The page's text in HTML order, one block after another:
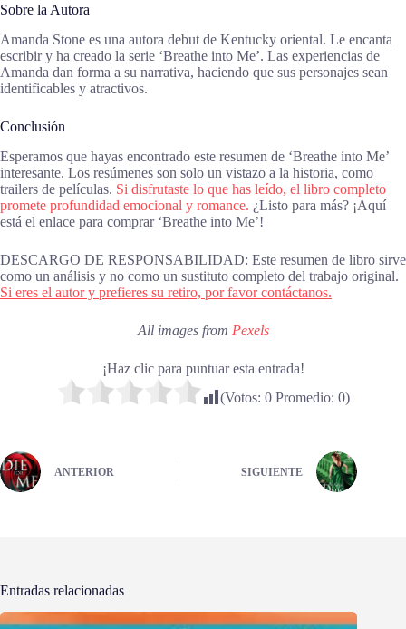
Sobre la Autora
Amanda Stone es una autora debut de Kentucky oriental. Le encanta
escribir y ha creado la serie ‘Breathe into Me’. Las experiencias de
Amanda dan forma a su narrativa, haciendo que sus personajes sean
identificables y atractivos.
Conclusión
Esperamos que hayas encontrado este resumen de ‘Breathe into Me’
interesante. Los resúmenes son solo un vistazo a la historia, como
trailers de películas. Si disfrutaste lo que has leído, el libro completo
promete profundidad emocional y romance. ¿Listo para más? ¡Aquí
está el enlace para comprar ‘Breathe into Me’!
DESCARGO DE RESPONSABILIDAD: Este resumen de libro sirve
como un análisis y no como un sustituto completo del trabajo original.
Si eres el autor y prefieres su retiro, por favor contáctanos.
All images from Pexels
¡Haz clic para puntuar esta entrada!
(Votos: 0Promedio: 0)
ANTERIOR SIGUIENTE
Entradas relacionadas